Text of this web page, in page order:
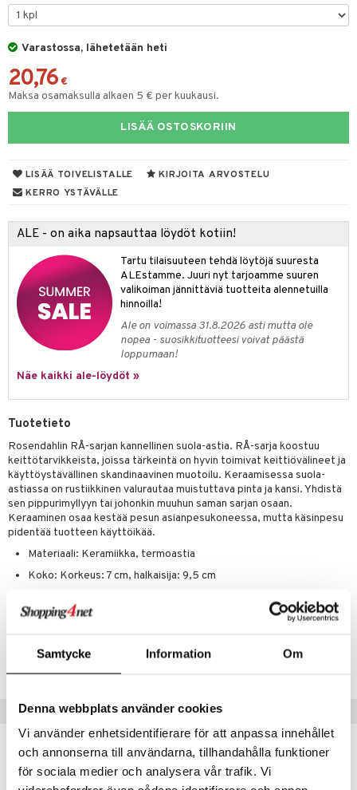
Samtycke Information Om
Denna webbplats använder cookies
Vi använder enhetsidentifierare för att anpassa innehållet
och annonserna till användarna, tillhandahålla funktioner
för sociala medier och analysera vår trafik. Vi
Varastossa, lähetetään heti
20,76 €
Maksa osamaksulla alkaen 5 € per kuukausi.
LISÄÄ OSTOSKORIIN
LISÄÄ TOIVELISTALLE
KIRJOITA ARVOSTELU
KERRO YSTÄVÄLLE
ALE - on aika napsauttaa löydöt kotiin!
Tartu tilaisuuteen tehdä löytöjä suuresta
ALEstamme. Juuri nyt tarjoamme suuren
valikoiman jännittäviä tuotteita alennetuilla
hinnoilla!
Ale on voimassa 31.8.2026 asti mutta ole
nopea - suosikkituotteesi voivat päästä
loppumaan!
Näe kaikki ale-löydöt »
Tuotetieto
Rosendahlin RÅ-sarjan kannellinen suola-astia. RÅ-sarja koostuu
keittötarvikkeista, joissa tärkeintä on hyvin toimivat keittiövälineet ja
käyttöystävällinen skandinaavinen muotoilu. Keraamisessa suola-
astiassa on rustiikkinen valurautaa muistuttava pinta ja kansi. Yhdistä
sen pippurimyllyyn tai johonkin muuhun saman sarjan osaan.
Keraaminen osaa kestää pesun asianpesukoneessa, mutta käsinpesu
pidentää tuotteen käyttöikää.
Materiaali: Keramiikka, termoastia
Koko: Korkeus: 7 cm, halkaisija: 9,5 cm
ICC66-1-XX
Vinkkejä sinulle
& Vihannesveitset
sisustus
tarvikkeita
tekstiilit
koristelu
säilytys
tekstiilit
Saalit
& Tyynyliinat
& Peitot
& Koukut
& Korit
& Veistokset
& Lyhdyt
& Korit
tekstiilit
tekstiilit
tekstiilit
& Tyynyliinat
& Peitot
hyönteissuoja
& Lyhdyt
& vastauksia